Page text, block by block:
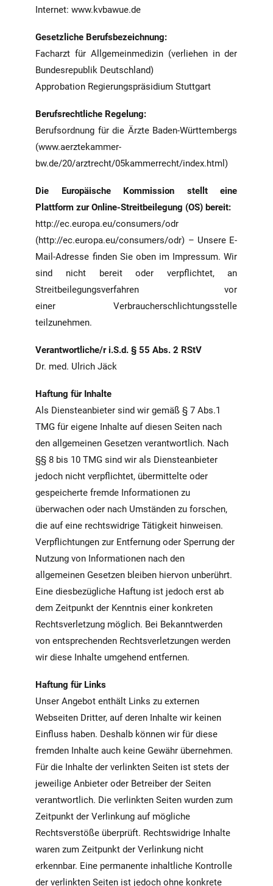
Internet:www.kvbawue.de
Gesetzliche Berufsbezeichnung:
Facharzt für Allgemeinmedizin (verliehen in der
Bundesrepublik Deutschland)
Approbation Regierungspräsidium Stuttgart
Berufsrechtliche Regelung:
Berufsordnung für die Ärzte Baden-Württembergs
(www.aerztekammer-
bw.de/20/arztrecht/05kammerrecht/index.html)
Die Europäische Kommission stellt eine
Plattform zur Online-Streitbeilegung (OS) bereit:
http://ec.europa.eu/consumers/odr
(http://ec.europa.eu/consumers/odr) – Unsere E-
Mail-Adresse finden Sie oben im Impressum. Wir
sind nicht bereit oder verpflichtet, an
Streitbeilegungsverfahren vor
einer Verbraucherschlichtungsstelle
teilzunehmen.
Verantwortliche/r i.S.d. § 55 Abs. 2 RStV
Dr. med. Ulrich Jäck
Haftung für Inhalte
Als Diensteanbieter sind wir gemäß § 7 Abs.1
TMG für eigene Inhalte auf diesen Seiten nach
den allgemeinen Gesetzen verantwortlich. Nach
§§ 8 bis 10 TMG sind wir als Diensteanbieter
jedoch nicht verpflichtet, übermittelte oder
gespeicherte fremde Informationen zu
überwachen oder nach Umständen zu forschen,
die auf eine rechtswidrige Tätigkeit hinweisen.
Verpflichtungen zur Entfernung oder Sperrung der
Nutzung von Informationen nach den
allgemeinen Gesetzen bleiben hiervon unberührt.
Eine diesbezügliche Haftung ist jedoch erst ab
dem Zeitpunkt der Kenntnis einer konkreten
Rechtsverletzung möglich. Bei Bekanntwerden
von entsprechenden Rechtsverletzungen werden
wir diese Inhalte umgehend entfernen.
Haftung für Links
Unser Angebot enthält Links zu externen
Webseiten Dritter, auf deren Inhalte wir keinen
Einfluss haben. Deshalb können wir für diese
fremden Inhalte auch keine Gewähr übernehmen.
Für die Inhalte der verlinkten Seiten ist stets der
jeweilige Anbieter oder Betreiber der Seiten
verantwortlich. Die verlinkten Seiten wurden zum
Zeitpunkt der Verlinkung auf mögliche
Rechtsverstöße überprüft. Rechtswidrige Inhalte
waren zum Zeitpunkt der Verlinkung nicht
erkennbar. Eine permanente inhaltliche Kontrolle
der verlinkten Seiten ist jedoch ohne konkrete